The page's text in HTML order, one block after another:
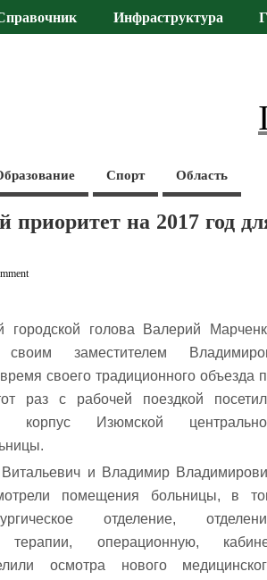
Инфраструктура
Спорт Область
на 2017 год
городской голова Валерий
заместителем
своего традиционного объезда
раз с рабочей поездкой
корпус Изюмской
и Владимир
помещения больницы, в
отделение,
терапии, операционную,
осмотра нового